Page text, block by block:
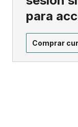
para
Comprar